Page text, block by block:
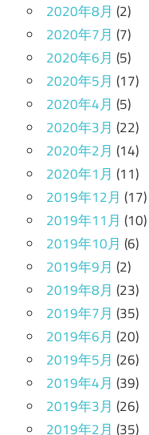
2020年8月 (2)
2020年7月 (7)
2020年6月 (5)
2020年5月 (17)
2020年4月 (5)
2020年3月 (22)
2020年2月 (14)
2020年1月 (11)
2019年12月 (17)
2019年11月 (10)
2019年10月 (6)
2019年9月 (2)
2019年8月 (23)
2019年7月 (35)
2019年6月 (20)
2019年5月 (26)
2019年4月 (39)
2019年3月 (26)
2019年2月 (35)